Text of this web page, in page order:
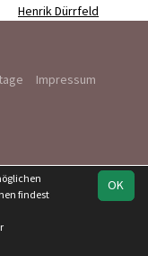
Henrik Dürrfeld
Impressum
OK
findest